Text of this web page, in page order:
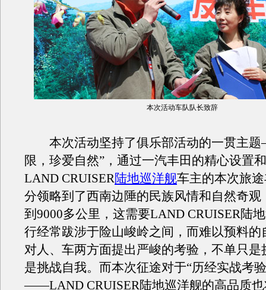
本次活动车队队长致辞
本次活动坚持了俱乐部活动的一贯主
限，珍爱自然”，通过一汽丰田的精心设置
LAND CRUISER陆地巡洋舰车主的本次旅
分领略到了西南边陲的民族风情和自然奇观
到9000多公里，这需要LAND CRUISER陆
行经常跋涉于险山峻岭之间，而难以预料的
对人、车两方面提出严峻的考验，不单只是
是挑战自我。而本次征途对于“历经实战考
——LAND CRUISER陆地巡洋舰的高品质